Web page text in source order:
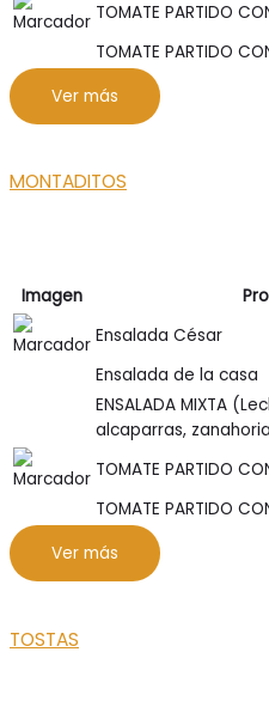
TOMATE PARTIDO
TOMATE PARTIDO
Ver más
MONTADITOS
Imagen
Ensalada César
Ensalada de la casa
ENSALADA MIXTA
alcaparras,
TOMATE PARTIDO
TOMATE PARTIDO
Ver más
TOSTAS